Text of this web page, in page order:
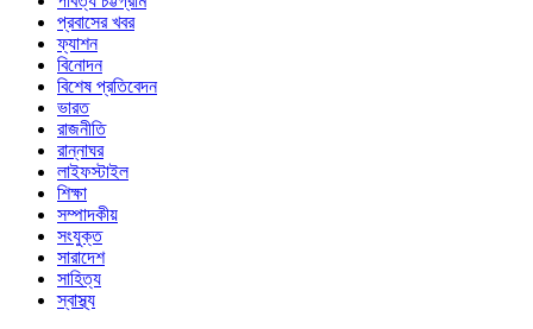
প্রবাসের খবর
ফ্যাশন
বিনোদন
বিশেষ প্রতিবেদন
ভারত
রাজনীতি
রান্নাঘর
লাইফস্টাইল
শিক্ষা
সম্পাদকীয়
সংযুক্ত
সারাদেশ
সাহিত্য
স্বাস্থ্য